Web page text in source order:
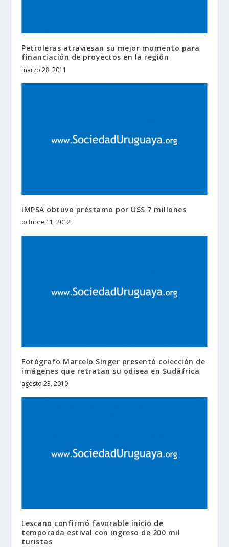
Petroleras atraviesan su mejor momento para
financiación de proyectos en la región
marzo 28, 2011
IMPSA obtuvo préstamo por U$S 7 millones
octubre 11, 2012
Fotógrafo Marcelo Singer presentó colección de
imágenes que retratan su odisea en Sudáfrica
agosto 23, 2010
Lescano confirmó favorable inicio de
temporada estival con ingreso de 200 mil
turistas